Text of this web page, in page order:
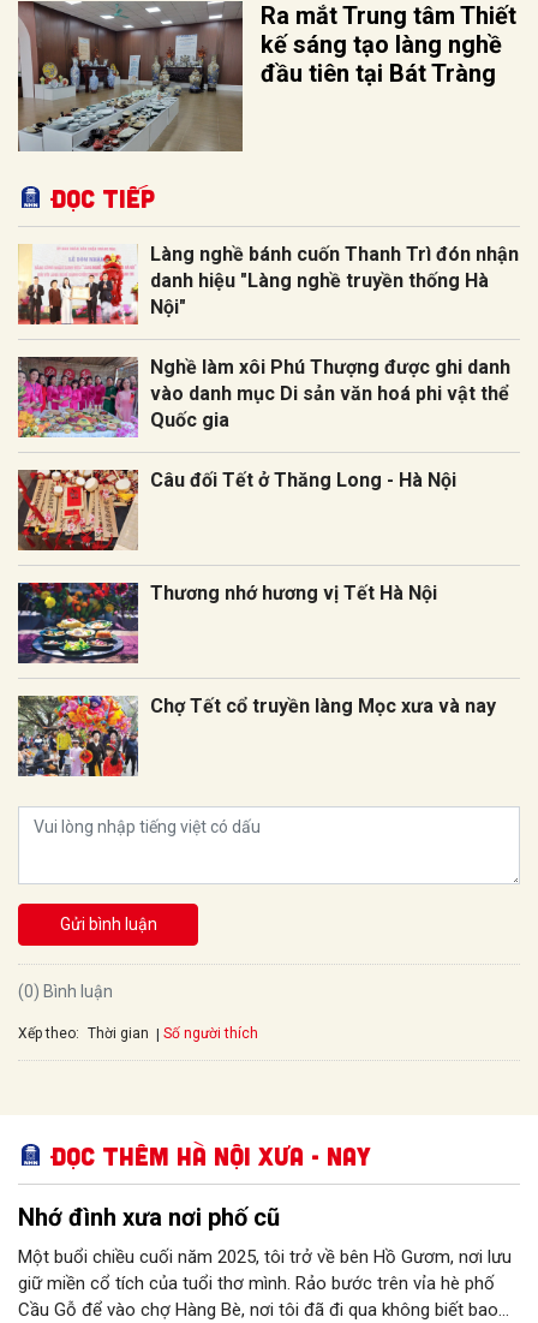
Ra mắt Trung tâm Thiết
kế sáng tạo làng nghề
đầu tiên tại Bát Tràng
Đọc tiếp
Làng nghề bánh cuốn Thanh Trì đón nhận
danh hiệu "Làng nghề truyền thống Hà
Nội"
Nghề làm xôi Phú Thượng được ghi danh
vào danh mục Di sản văn hoá phi vật thể
Quốc gia
Câu đối Tết ở Thăng Long - Hà Nội
Thương nhớ hương vị Tết Hà Nội
Chợ Tết cổ truyền làng Mọc xưa và nay
Gửi bình luận
(0) Bình luận
Xếp theo: Thời gian Số người thích
Đọc thêm Hà Nội xưa - nay
Nhớ đình xưa nơi phố cũ
Một buổi chiều cuối năm 2025, tôi trở về bên Hồ Gươm, nơi lưu
giữ miền cổ tích của tuổi thơ mình. Rảo bước trên vỉa hè phố
Cầu Gỗ để vào chợ Hàng Bè, nơi tôi đã đi qua không biết bao